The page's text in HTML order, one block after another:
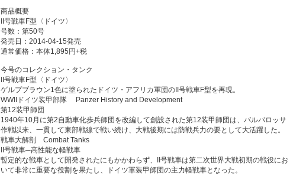
商品概要
II号戦車F型〈ドイツ〉
号数：第50号
発売日：2014-04-15発売
通常価格：本体1,895円+税
今号のコレクション・タンク
II号戦車F型〈ドイツ〉
ゲルプブラウン1色に塗られたドイツ・アフリカ軍団のII号戦車F型を再現。
WWIIドイツ装甲部隊 Panzer History and Development
第12装甲師団
1940年10月に第2自動車化歩兵師団を改編して創設された第12装甲師団は、バルバロッサ
作戦以来、一貫して東部戦線で戦い続け、大戦後期には防戦兵力の要として大活躍した。
戦車大解剖 Combat Tanks
II号戦車─高性能な軽戦車
暫定的な戦車として開発されたにもかかわらず、II号戦車は第二次世界大戦初期の戦役にお
いて非常に重要な役割を果たし、ドイツ軍装甲師団の主力軽戦車となった。